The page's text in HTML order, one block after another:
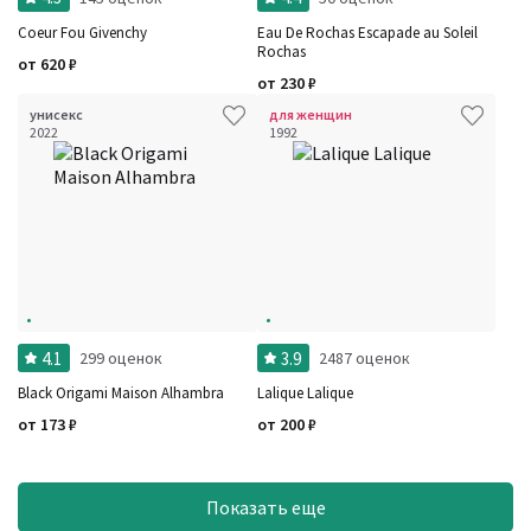
Coeur Fou Givenchy
от 620₽
Eau De Rochas Escapade au Soleil
Rochas
от 230₽
унисекс
2022
4.1 299 оценок
Black Origami Maison Alhambra
от 173₽
для женщин
1992
3.9 2487 оценок
Lalique Lalique
от 200₽
Показать еще